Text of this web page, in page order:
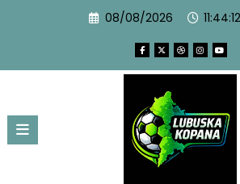
08/08/2026